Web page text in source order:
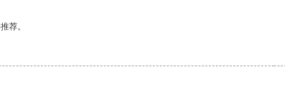
荐。